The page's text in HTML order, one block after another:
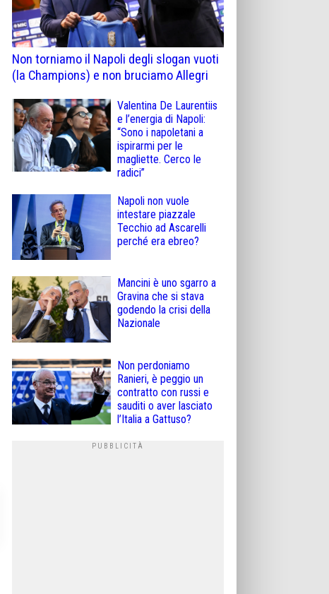
Non torniamo il Napoli degli slogan vuoti
(la Champions) e non bruciamo Allegri
Valentina De Laurentiis
e l’energia di Napoli:
“Sono i napoletani a
ispirarmi per le
magliette. Cerco le
radici”
Napoli non vuole
intestare piazzale
Tecchio ad Ascarelli
perché era ebreo?
Mancini è uno sgarro a
Gravina che si stava
godendo la crisi della
Nazionale
Non perdoniamo
Ranieri, è peggio un
contratto con russi e
sauditi o aver lasciato
l’Italia a Gattuso?